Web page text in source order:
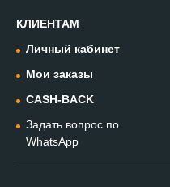
КЛИЕНТАМ
Личный кабинет
Мои заказы
CASH-BACK
Задать вопрос по
WhatsApp